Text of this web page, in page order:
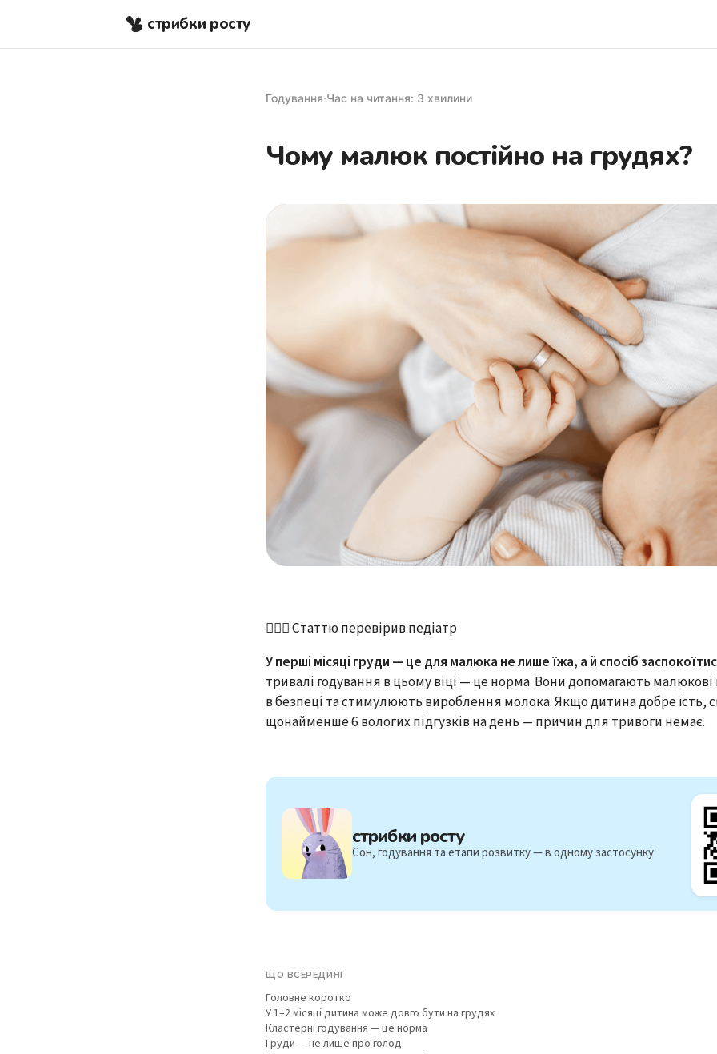
стрибки росту
Годування·Час на читання: 3 хвилини
Чому малюк постійно на грудях?
👩🏻‍⚕️ Статтю перевірив педіатр
У перші місяці груди — це для малюка не лише їжа, а й спосіб
тривалі годування в цьому віці — це норма. Вони допомагають малюкові
в безпеці та стимулюють вироблення молока. Якщо дитина добре їсть,
щонайменше 6 вологих підгузків на день — причин для тривоги немає.
стрибки росту
Сон, годування та етапи розвитку — в одному застосунку
ЩО ВСЕРЕДИНІ
Головне коротко
У 1–2 місяці дитина може довго бути на грудях
Кластерні годування — це норма
Груди — не лише про голод